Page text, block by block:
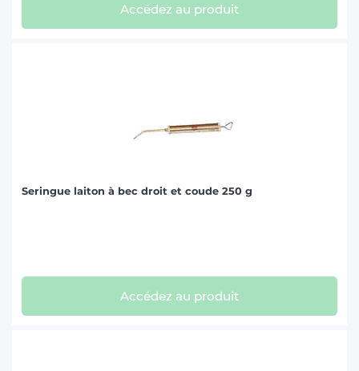
Accédez au produit
Seringue laiton à bec droit et coude 250 g
Accédez au produit